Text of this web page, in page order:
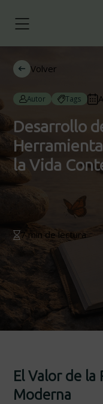
Volver
Autor Tags
Desarrollo
la Vida
7 min de lectura
El Valor de la
Moderna